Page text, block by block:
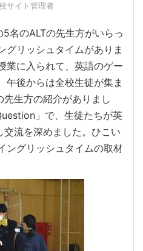
サイト管理者
名のALTの先生方がいらっ
グリッシュタイムがありま
業に入られて、英語のゲー
午後からは全校生徒が集ま
先生方の紹介がありまし
」で、生徒たちが英
流を深めました。ひこい
ングリッシュタイムの取材